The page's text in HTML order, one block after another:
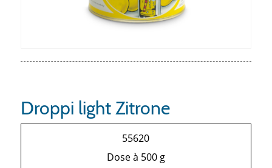
Droppi light Zitrone
55620
Dose à 500 g